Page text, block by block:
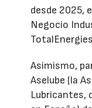
desde 2025,
Negocio
Asimismo,
Aselube (la
Lubricantes,